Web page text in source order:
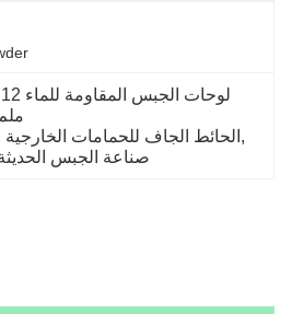
ملم
الحائط الجاف للحمامات الخارجية ,
صناعة الجبس